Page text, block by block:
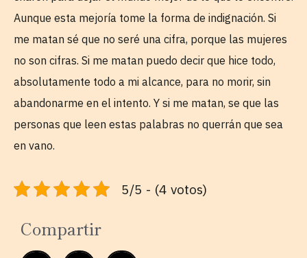
Aunque esta mejoría tome la forma de indignación. Si
me matan sé que no seré una cifra, porque las mujeres
no son cifras. Si me matan puedo decir que hice todo,
absolutamente todo a mi alcance, para no morir, sin
abandonarme en el intento. Y si me matan, se que las
personas que leen estas palabras no querrán que sea
en vano.
5/5 - (4 votos)
Compartir